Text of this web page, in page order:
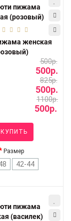
женская
500р.
500р.
825р.
500р.
1100р.
500р.
КУПИТЬ
Размер
42-44